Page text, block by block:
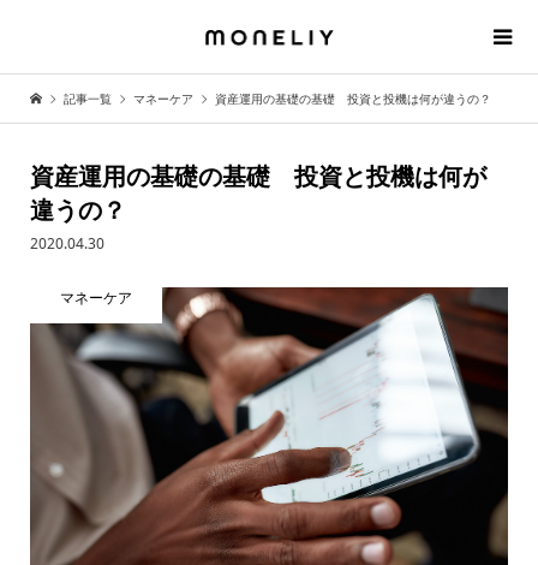
記事一覧 マネーケア 資産運用の基礎の基礎 投資と投機は何が違うの？
資産運用の基礎の基礎 投資と投機は何が
違うの？
2020.04.30
マネーケア